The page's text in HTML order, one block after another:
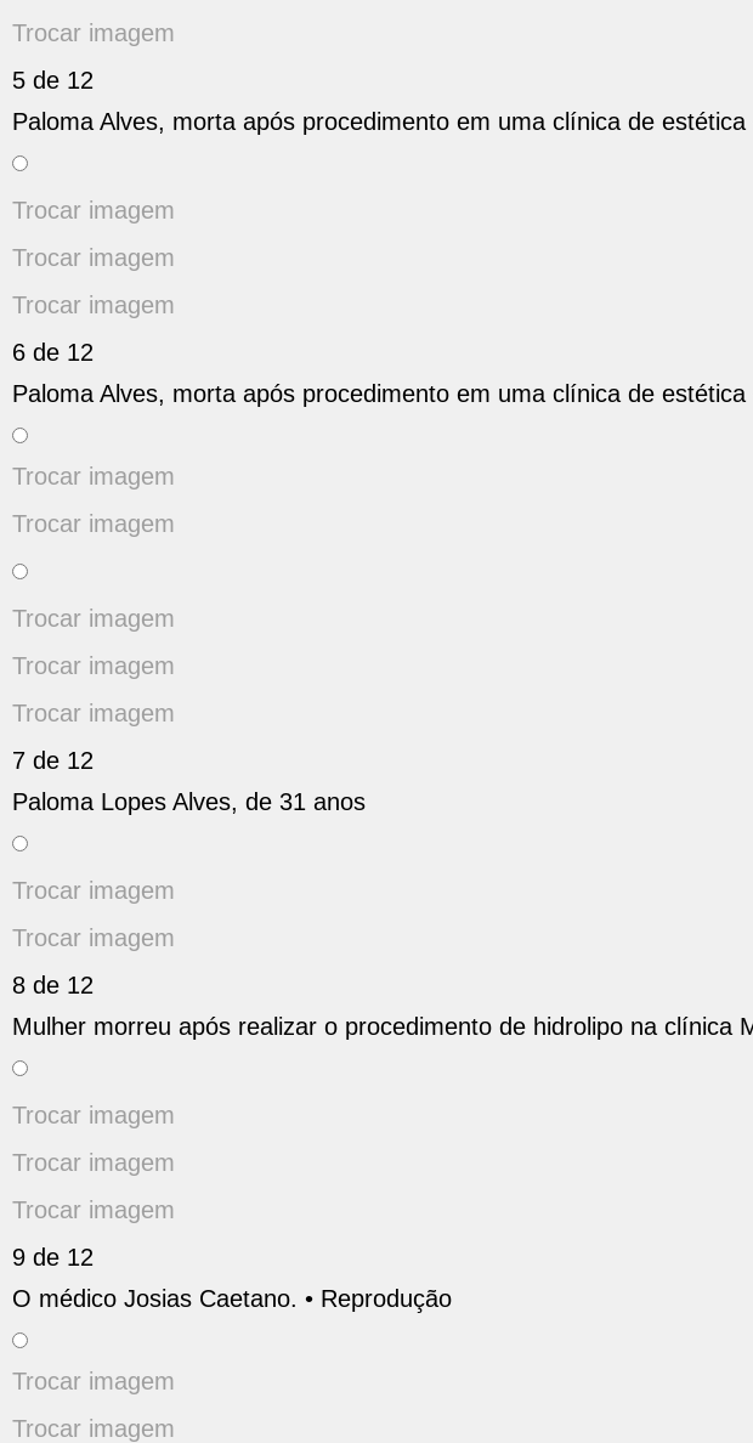
Trocar imagem
5 de 12
Paloma Alves, morta após procedimento em uma clínica de estética
Trocar imagem
Trocar imagem
Trocar imagem
6 de 12
Paloma Alves, morta após procedimento em uma clínica de estética
Trocar imagem
Trocar imagem
Trocar imagem
Trocar imagem
Trocar imagem
7 de 12
Paloma Lopes Alves, de 31 anos
Trocar imagem
Trocar imagem
8 de 12
Mulher morreu após realizar o procedimento de hidrolipo na clínica
Trocar imagem
Trocar imagem
Trocar imagem
9 de 12
O médico Josias Caetano. • Reprodução
Trocar imagem
Trocar imagem